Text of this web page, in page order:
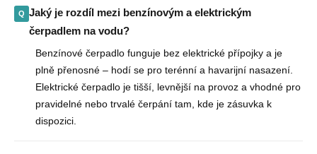
Jaký je rozdíl mezi benzínovým a elektrickým
čerpadlem na vodu?
Benzínové čerpadlo funguje bez elektrické přípojky a je
plně přenosné – hodí se pro terénní a havarijní nasazení.
Elektrické čerpadlo je tišší, levnější na provoz a vhodné pro
pravidelné nebo trvalé čerpání tam, kde je zásuvka k
dispozici.